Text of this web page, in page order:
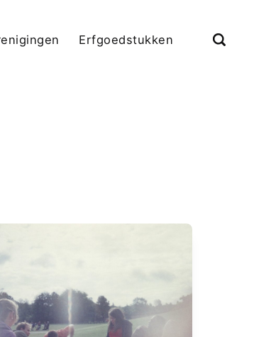
Erfgoedstukken